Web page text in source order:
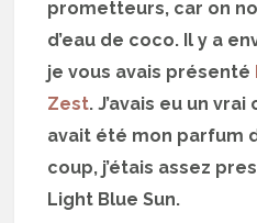
prometteurs, car on
d’eau de coco. Il y a
je vous avais présenté
Zest. J’avais eu un
avait été mon parfum
coup, j’étais assez
Light Blue Sun.